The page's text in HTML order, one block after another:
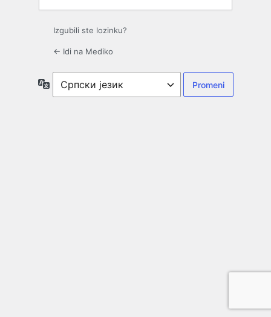
Izgubili ste lozinku?
← Idi na Mediko
Jezik